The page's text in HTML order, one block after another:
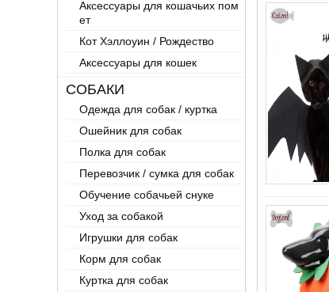
Аксессуары для кошачьих пом
ет
Кот Хэллоуин / Рождество
Аксессуары для кошек
СОБАКИ
Одежда для собак / куртка
Ошейник для собак
Полка для собак
Перевозчик / сумка для собак
Обучение собачьей снуке
Уход за собакой
Игрушки для собак
Корм для собак
Куртка для собак